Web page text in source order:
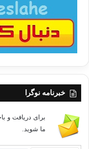
خبرنامه نوگرا
برای دریافت و
ما شوید.